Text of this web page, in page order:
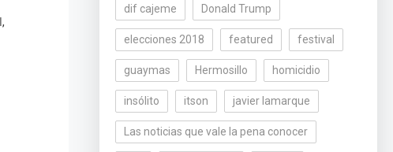
,
dif cajeme Donald Trump
elecciones 2018 featured festival
guaymas Hermosillo homicidio
insólito itson javier lamarque
Las noticias que vale la pena conocer